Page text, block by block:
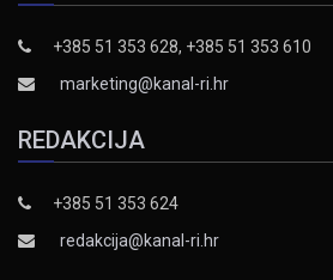
+385 51 353 628, +385 51 353 610
marketing@kanal-ri.hr
REDAKCIJA
+385 51 353 624
redakcija@kanal-ri.hr